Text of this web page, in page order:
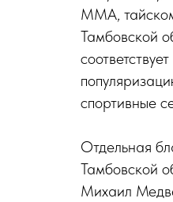
ММА, тайском
Тамбовской
спортивные
Отдельная
Тамбовской
Михаил